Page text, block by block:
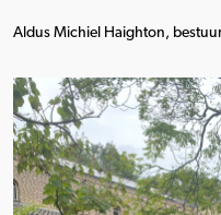
Aldus Michiel Haighton,